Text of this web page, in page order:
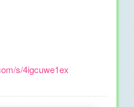
s/4igcuwe1ex